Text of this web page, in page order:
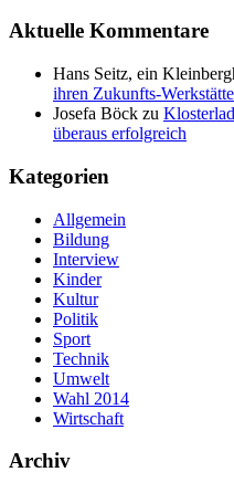
Aktuelle Kommentare
Hans Seitz, ein
ihren Zukunfts-
Josefa Böck zu
überaus erfolgreich
Kategorien
Allgemein
Bildung
Interview
Kinder
Kultur
Politik
Sport
Technik
Umwelt
Wahl 2014
Wirtschaft
Archiv